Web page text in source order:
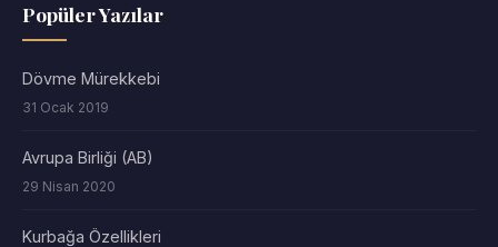
Popüler Yazılar
Dövme Mürekkebi
31 Ocak 2019
Avrupa Birliği (AB)
29 Nisan 2020
Kurbağa Özellikleri